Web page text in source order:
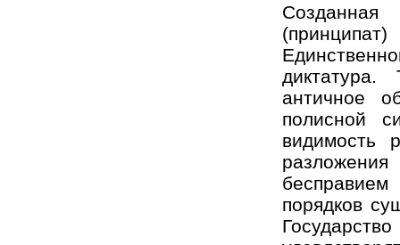
Созданная
диктатура.
античное
полисной
видимость
порядков